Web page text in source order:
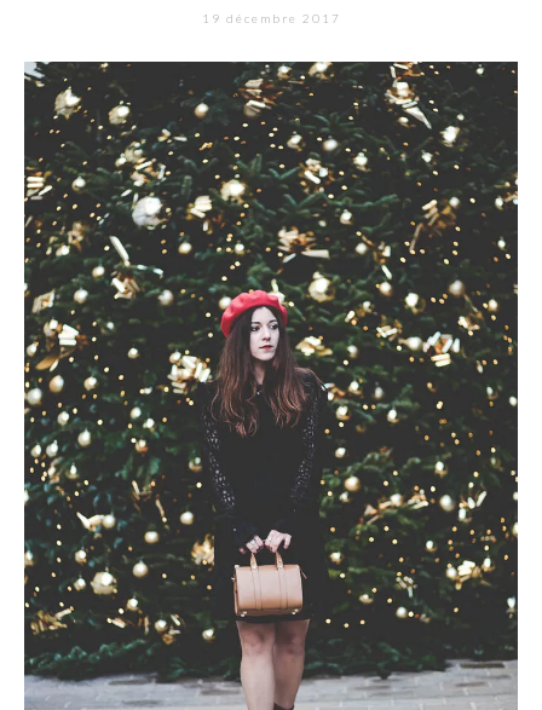
19 décembre 2017